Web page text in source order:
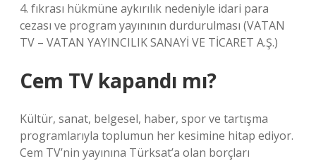
4. fıkrası hükmüne aykırılık nedeniyle idari para
cezası ve program yayınının durdurulması (VATAN
TV – VATAN YAYINCILIK SANAYİ VE TİCARET A.Ş.)
Cem TV kapandı mı?
Kültür, sanat, belgesel, haber, spor ve tartışma
programlarıyla toplumun her kesimine hitap ediyor.
Cem TV’nin yayınına Türksat’a olan borçları